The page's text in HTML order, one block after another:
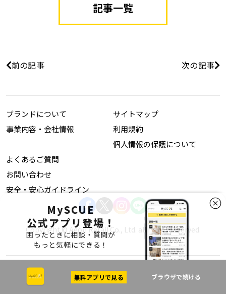
記事一覧
前の記事 次の記事
MySCUE
公式アプリ登場！
困ったときに相談・質問が
もっと気軽にできる！
無料アプリで見る ブラウザで続ける
ブランドについて
事業内容・会社情報
サイトマップ
利用規約
個人情報の保護について
よくあるご質問
お問い合わせ
安全・安心ガイドライン
Copyright © Aeon Retail Co., Ltd. all rights reserved.